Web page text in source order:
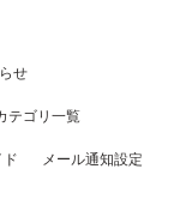
せ
テゴリ一覧
ド メール通知設定